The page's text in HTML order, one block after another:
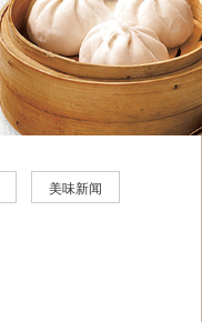
美味新闻